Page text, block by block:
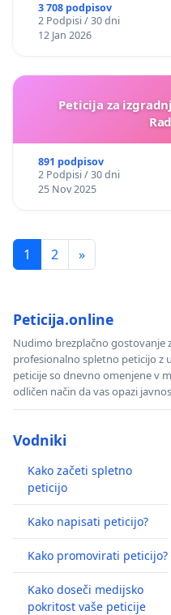
3 708 podpisov
2 Podpisi / 30 dni
12 Jan 2026
Peticija za
891 podpisov
2 Podpisi / 30 dni
25 Nov 2025
1 2 »
Peticija.online
Nudimo brezplačno gostovanje
profesionalno spletno peticijo z
peticije so dnevno omenjene v
odličen način da vas opazi
Vodniki
Kako začeti spletno
peticijo
Kako napisati peticijo?
Kako promovirati peticijo?
Kako doseči medijsko
pokritost vaše peticije